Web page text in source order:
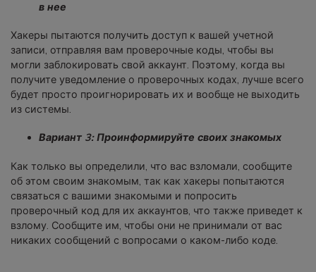
в нее
Хакеры пытаются получить доступ к вашей учетной
записи, отправляя вам проверочные коды, чтобы вы
могли заблокировать свой аккаунт. Поэтому, когда вы
получите уведомление о проверочных кодах, лучше всего
будет просто проигнорировать их и вообще не выходить
из системы.
Вариант 3: Проинформируйте своих знакомых
Как только вы определили, что вас взломали, сообщите
об этом своим знакомым, так как хакеры попытаются
связаться с вашими знакомыми и попросить
проверочный код для их аккаунтов, что также приведет к
взлому. Сообщите им, чтобы они не принимали от вас
никаких сообщений с вопросами о каком-либо коде.